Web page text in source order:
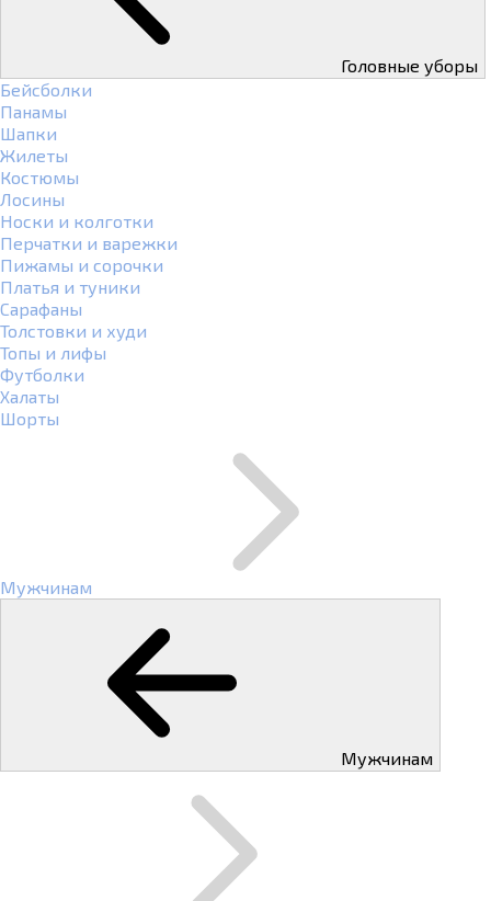
Головные уборы
Бейсболки
Панамы
Шапки
Жилеты
Костюмы
Лосины
Носки и колготки
Перчатки и варежки
Пижамы и сорочки
Платья и туники
Сарафаны
Толстовки и худи
Топы и лифы
Футболки
Халаты
Шорты
Мужчинам
Мужчинам